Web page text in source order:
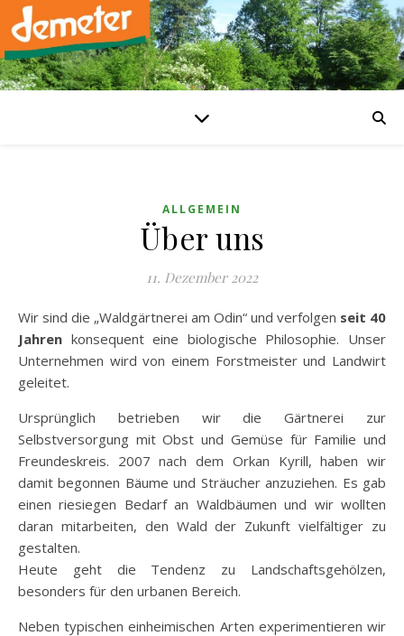
ALLGEMEIN
Über uns
11. Dezember 2022
Wir sind die „Waldgärtnerei am Odin“ und verfolgen seit 40
Jahren konsequent eine biologische Philosophie. Unser
Unternehmen wird von einem Forstmeister und Landwirt
geleitet.
Ursprünglich betrieben wir die Gärtnerei zur
Selbstversorgung mit Obst und Gemüse für Familie und
Freundeskreis. 2007 nach dem Orkan Kyrill, haben wir
damit begonnen Bäume und Sträucher anzuziehen. Es gab
einen riesiegen Bedarf an Waldbäumen und wir wollten
daran mitarbeiten, den Wald der Zukunft vielfältiger zu
gestalten.
Heute geht die Tendenz zu Landschaftsgehölzen,
besonders für den urbanen Bereich.
Neben typischen einheimischen Arten experimentieren wir